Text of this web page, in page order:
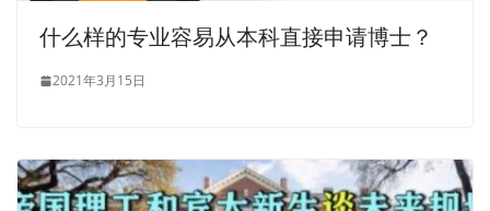
什么样的专业容易从本科直接申请博士？
2021年3月15日